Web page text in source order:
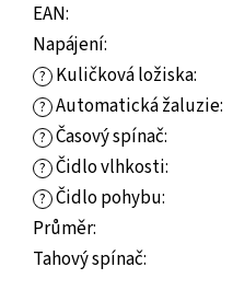
EAN:
Napájení:
? Kuličková ložiska:
? Automatická žaluzie:
? Časový spínač:
? Čidlo vlhkosti:
? Čidlo pohybu:
Průměr:
Tahový spínač: